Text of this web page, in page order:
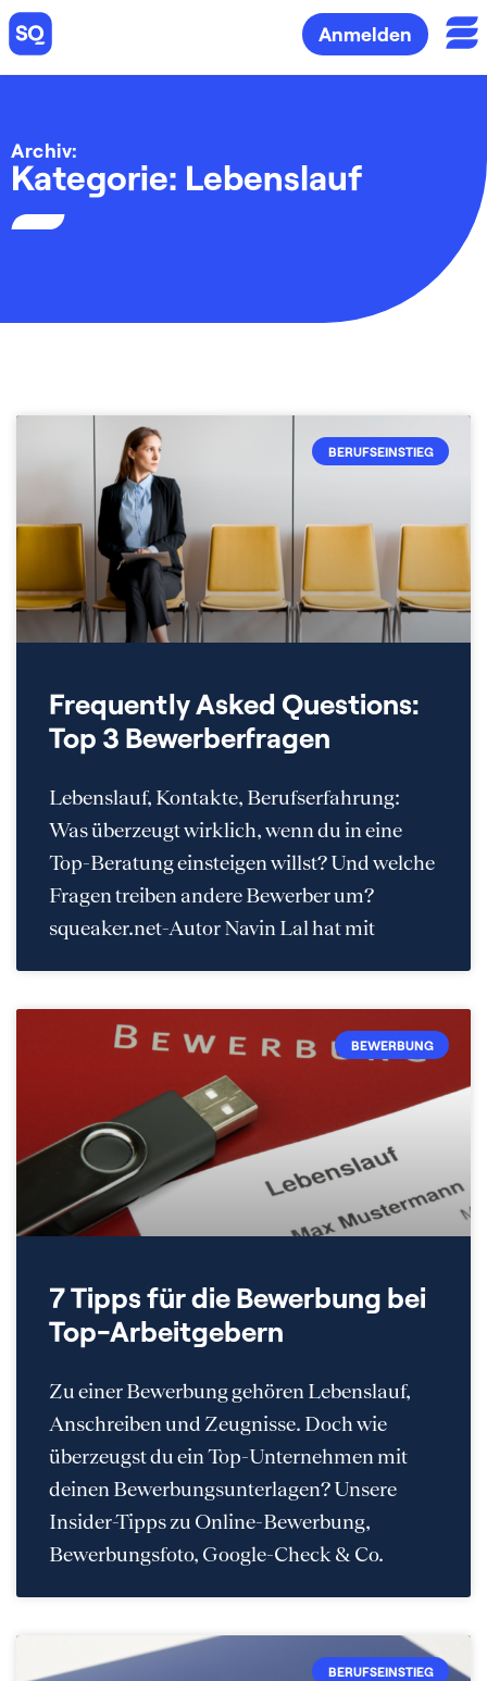
Anmelden
Archiv:
Kategorie: Lebenslauf
BERUFSEINSTIEG
Frequently Asked Questions:
Top 3 Bewerberfragen
Lebenslauf, Kontakte, Berufserfahrung:
Was überzeugt wirklich, wenn du in eine
Top-Beratung einsteigen willst? Und welche
Fragen treiben andere Bewerber um?
squeaker.net-Autor Navin Lal hat mit
BEWERBUNG
7 Tipps für die Bewerbung bei
Top-Arbeitgebern
Zu einer Bewerbung gehören Lebenslauf,
Anschreiben und Zeugnisse. Doch wie
überzeugst du ein Top-Unternehmen mit
deinen Bewerbungsunterlagen? Unsere
Insider-Tipps zu Online-Bewerbung,
Bewerbungsfoto, Google-Check & Co.
BERUFSEINSTIEG